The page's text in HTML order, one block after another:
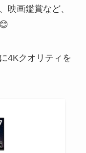
映画鑑賞など、
4Kクオリティを